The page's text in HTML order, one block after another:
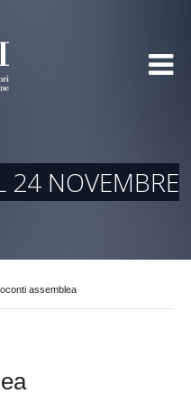
24 NOVEMBRE
assemblea